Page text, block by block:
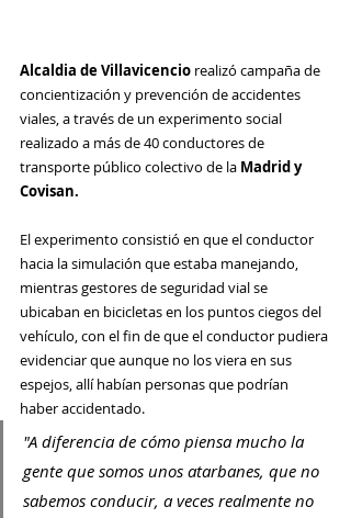
Alcaldia de Villavicencio realizó campaña de
concientización y prevención de accidentes
viales, a través de un experimento social
realizado a más de 40 conductores de
transporte público colectivo de la Madrid y
Covisan.
El experimento consistió en que el conductor
hacia la simulación que estaba manejando,
mientras gestores de seguridad vial se
ubicaban en bicicletas en los puntos ciegos del
vehículo, con el fin de que el conductor pudiera
evidenciar que aunque no los viera en sus
espejos, allí habían personas que podrían
haber accidentado.
"A diferencia de cómo piensa mucho la
gente que somos unos atarbanes, que no
sabemos conducir, a veces realmente no